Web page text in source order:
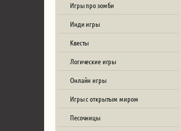
Игры про зомби
Инди игры
Квесты
Логические игры
Онлайн игры
Игры с открытым миром
Песочницы